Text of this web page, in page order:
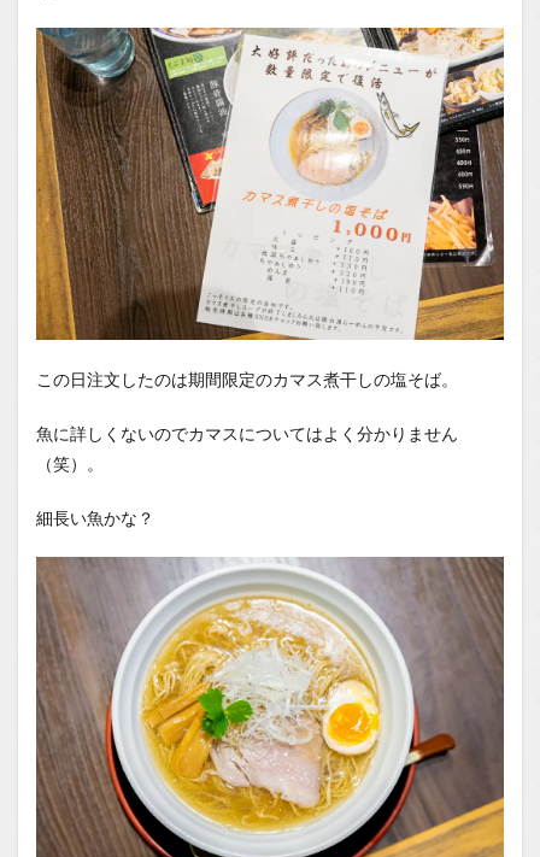
この日注文したのは期間限定のカマス煮干しの塩そば。
魚に詳しくないのでカマスについてはよく分かりません
（笑）。
細長い魚かな？